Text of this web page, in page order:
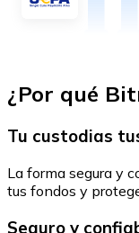
¿Por qué
Tu custodias
La forma segura y
tus fondos y
Seguro y